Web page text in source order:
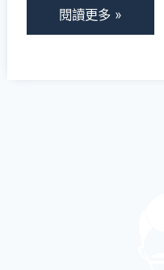
台，
Skool
閱讀更多 »